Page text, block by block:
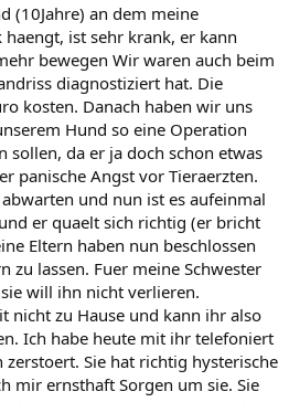
(10Jahre) an dem meine
haengt, ist sehr krank, er kann
bewegen Wir waren auch beim
diagnostiziert hat. Die
kosten. Danach haben wir uns
Hund so eine Operation
sollen, da er ja doch schon etwas
panische Angst vor Tieraerzten.
und nun ist es aufeinmal
er quaelt sich richtig (er bricht
Eltern haben nun beschlossen
zu lassen. Fuer meine Schwester
will ihn nicht verlieren.
nicht zu Hause und kann ihr also
Ich habe heute mit ihr telefoniert
Sie hat richtig hysterische
mir ernsthaft Sorgen um sie. Sie